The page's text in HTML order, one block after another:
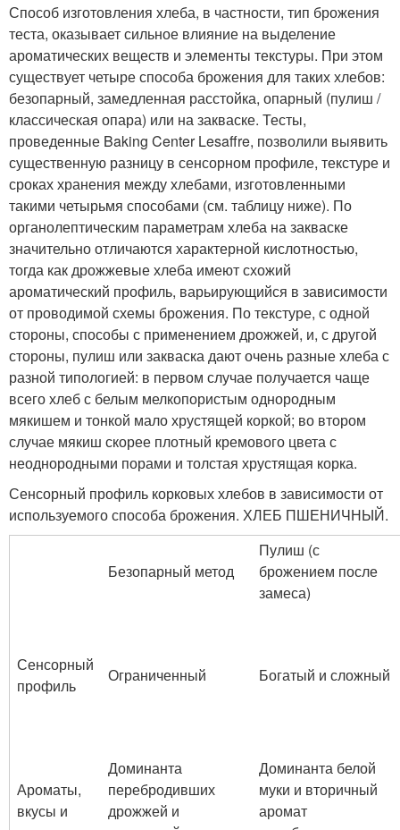
Способ изготовления хлеба, в частности, тип брожения
теста, оказывает сильное влияние на выделение
ароматических веществ и элементы текстуры. При этом
существует четыре способа брожения для таких хлебов:
безопарный, замедленная расстойка, опарный (пулиш /
классическая опара) или на закваске. Тесты,
проведенные Baking Center Lesaffre, позволили выявить
существенную разницу в сенсорном профиле, текстуре и
сроках хранения между хлебами, изготовленными
такими четырьмя способами (см. таблицу ниже). По
органолептическим параметрам хлеба на закваске
значительно отличаются характерной кислотностью,
тогда как дрожжевые хлеба имеют схожий
ароматический профиль, варьирующийся в зависимости
от проводимой схемы брожения. По текстуре, с одной
стороны, способы с применением дрожжей, и, с другой
стороны, пулиш или закваска дают очень разные хлеба с
разной типологией: в первом случае получается чаще
всего хлеб с белым мелкопористым однородным
мякишем и тонкой мало хрустящей коркой; во втором
случае мякиш скорее плотный кремового цвета с
неоднородными порами и толстая хрустящая корка.
Сенсорный профиль корковых хлебов в зависимости от
используемого способа брожения. ХЛЕБ ПШЕНИЧНЫЙ.
Безопарный метод
Пулиш (с
брожением после
замеса)
Сенсорный
профиль
Ограниченный Богатый и сложный
Ароматы,
вкусы и
Доминанта
перебродивших
дрожжей и
Доминанта белой
муки и вторичный
аромат